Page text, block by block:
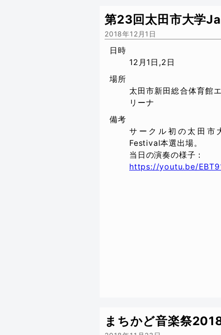
第23回太田市大学
2018年12月1日
日時
12月1日,2日
場所
太田市新田総合体育館
リーナ
備考
サークル初の太田市
Festival本選出場。
当日の演奏の様子：
https://youtu.be/
まちかど音楽祭